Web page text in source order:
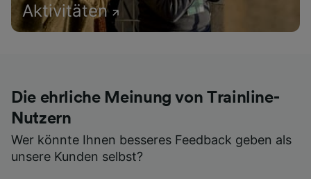
Aktivitäten
Die ehrliche Meinung von Trainline-
Nutzern
Wer könnte Ihnen besseres Feedback geben als
unsere Kunden selbst?